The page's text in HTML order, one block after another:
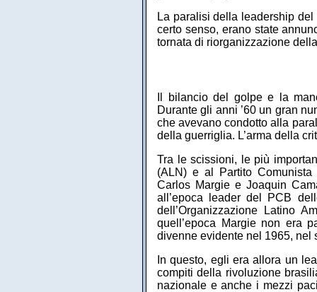
La paralisi della leadership
certo senso, erano state
tornata di riorganizzazione
Il bilancio del golpe e la
Durante gli anni ’60 un gran
che avevano condotto alla
della guerriglia. L’arma della
Tra le scissioni, le più
(ALN) e al Partito Comunista
Carlos Margie e Joaquin
all’epoca leader del PCB
dell’Organizzazione Latino
quell’epoca Margie non era
divenne evidente nel 1965, nel
In questo, egli era allora un
compiti della rivoluzione
nazionale e anche i mezzi